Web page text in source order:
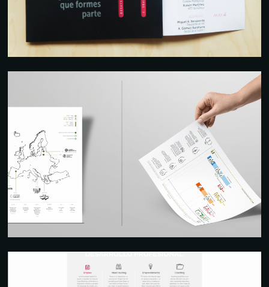
INFOGRAFÍA